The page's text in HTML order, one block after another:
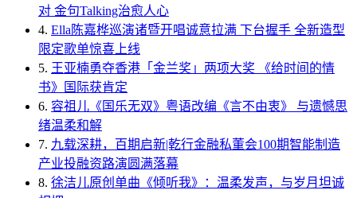
对 金句Talking治愈人心
4. Ella陈嘉桦巡演诸暨开唱诚意拉满 下台握手 全新造型
限定歌单惊喜上线
5. 王亚楠勇夺香港「金兰奖」两项大奖 《给时间的情
书》国际获肯定
6. 容祖儿《国乐无双》粤语改编《言不由衷》 与遗憾思
绪温柔和解
7. 九载深耕，百期启新|乾行金融私董会100期智能制造
产业投融资路演圆满落幕
8. 徐洁儿原创单曲《倾听我》：温柔发声，与岁月坦诚